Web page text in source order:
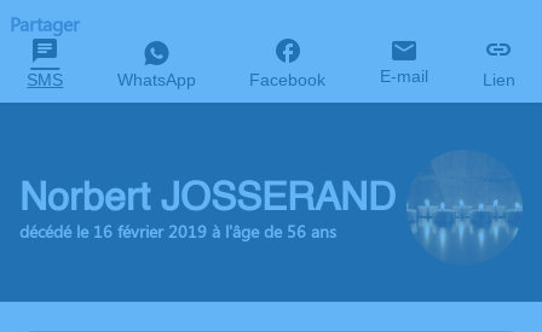
Partager
SMS WhatsApp Facebook E-mail Lien
Norbert JOSSERAND
décédé le 16 février 2019 à l'âge de 56 ans